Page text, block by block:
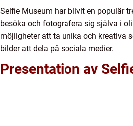
Selfie Museum har blivit en populär
besöka och fotografera sig själva i
möjligheter att ta unika och kreativa
bilder att dela på sociala medier.
Presentation av